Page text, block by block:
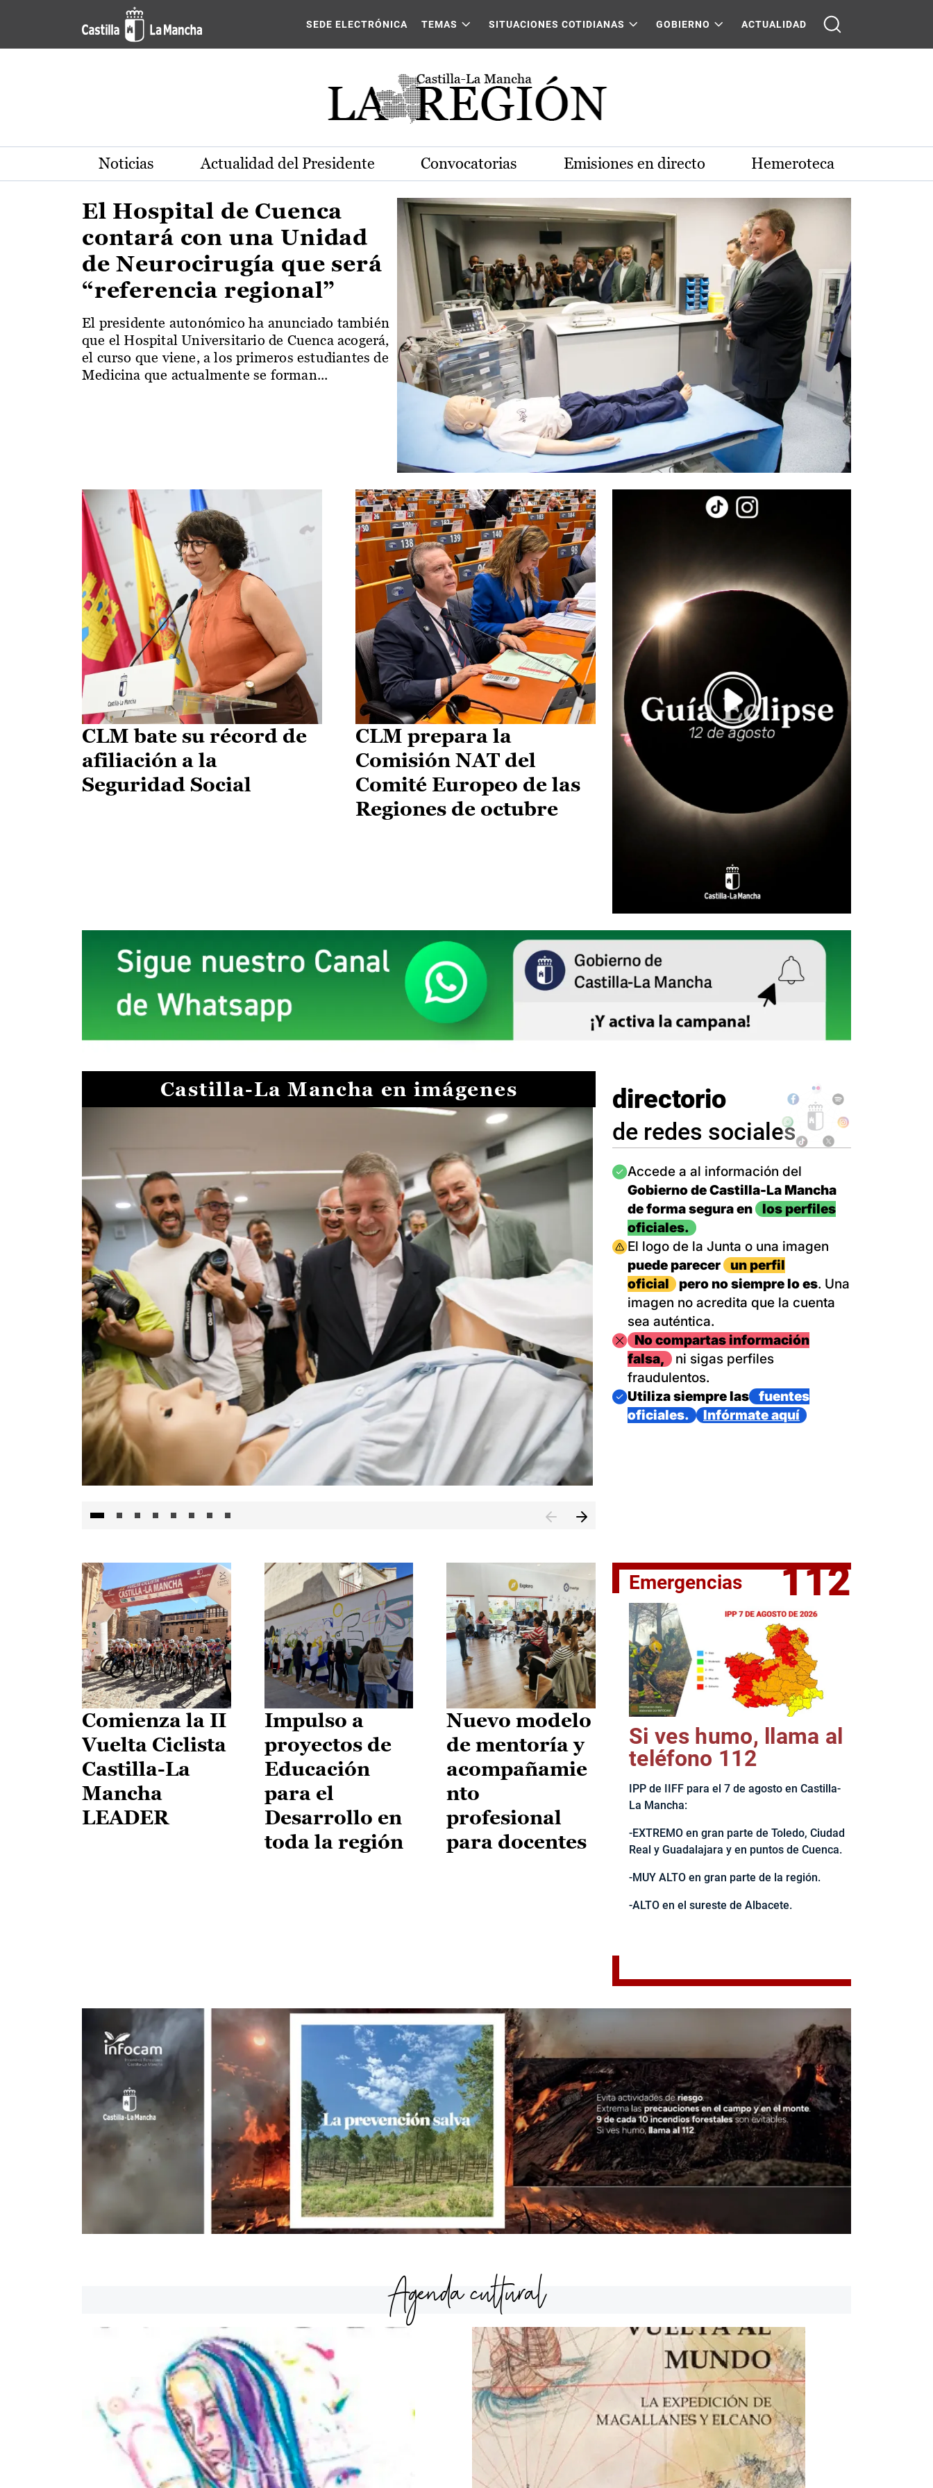
Pasar al contenido principal
Actualidad de la región de Castilla-La Mancha
SEDE ELECTRÓNICA TEMAS SITUACIONES COTIDIANAS GOBIERNO ACTUALIDAD
Noticias Actualidad del Presidente Convocatorias Emisiones en directo Hemeroteca
El Hospital de Cuenca
contará con una Unidad
de Neurocirugía que será
“referencia regional”
El presidente autonómico ha anunciado también
que el Hospital Universitario de Cuenca acogerá,
el curso que viene, a los primeros estudiantes de
Medicina que actualmente se forman...
CLM bate su récord de
afiliación a la
Seguridad Social
CLM prepara la
Comisión NAT del
Comité Europeo de las
Regiones de octubre
Castilla-La Mancha en imágenes
El jefe del Ejecutivo castellanomanchego, Emiliano García-
directorio
de redes sociales
Imagen
Accede a al información del
Gobierno de Castilla-La Mancha
de forma segura en
los perfiles
oficiales.
Imagen
El logo de la Junta o una imagen
puede parecer
un perfil
oficial
pero no siempre lo es. Una
imagen no acredita que la cuenta
sea auténtica.
ImagenNo compartas información
falsa,
ni sigas perfiles
fraudulentos.
Imagen
Utiliza siempre las
fuentes
oficiales.
Infórmate aquí
Comienza la II
Vuelta Ciclista
Castilla-La
Mancha
LEADER
Impulso a
proyectos de
Educación
para el
Desarrollo en
toda la región
Nuevo modelo
de mentoría y
acompañamie
nto
profesional
para docentes
Emergencias 112
Si ves humo, llama al
teléfono 112
IPP de IIFF para el 7 de agosto en Castilla-
La Mancha:
-EXTREMO en gran parte de Toledo, Ciudad
Real y Guadalajara y en puntos de Cuenca.
-MUY ALTO en gran parte de la región.
-ALTO en el sureste de Albacete.
Agenda cultural